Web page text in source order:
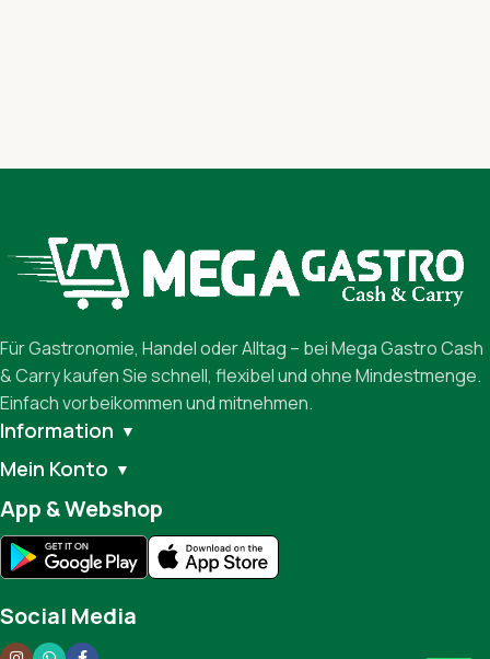
Für Gastronomie, Handel oder Alltag – bei Mega Gastro Cash
& Carry kaufen Sie schnell, flexibel und ohne Mindestmenge.
Einfach vorbeikommen und mitnehmen.
Information ▼
Mein Konto ▼
App & Webshop
Social Media